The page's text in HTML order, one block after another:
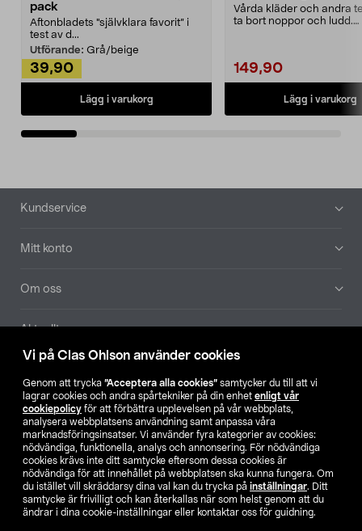
Vi på Clas Ohlson använder cookies
Genom att trycka ”Acceptera alla cookies” samtycker du till att vi
lagrar cookies och andra spårtekniker på din enhet enligt vår
cookiepolicy för att förbättra upplevelsen på vår webbplats,
analysera webbplatsens användning samt anpassa våra
marknadsföringsinsatser. Vi använder fyra kategorier av cookies:
nödvändiga, funktionella, analys och annonsering. För nödvändiga
cookies krävs inte ditt samtycke eftersom dessa cookies är
nödvändiga för att innehållet på webbplatsen ska kunna fungera. Om
du istället vill skräddarsy dina val kan du trycka på inställningar. Ditt
samtycke är frivilligt och kan återkallas när som helst genom att du
ändrar i dina cookie-inställningar eller kontaktar oss för guidning.
pack
Aftonbladets "självklara favorit” i
test av d...
Utförande: Grå/beige
39,90
Lägg i varukorg
Vårda kläder och andra
ta bort noppor och ludd.
149,90
Lägg i varukorg
Sidfot
Kundservice
Mitt konto
Om oss
Aktuellt
Hitta butik
SE NO FI